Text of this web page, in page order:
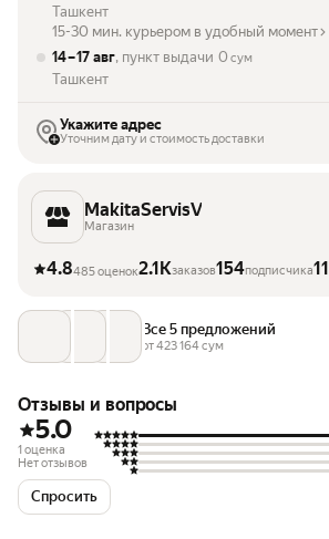
Ташкент
15-30 мин. курьером в удобный момент
14 – 17 авг, пункт выдачи 0 сум
Ташкент
Укажите адрес
Уточним дату и стоимость доставки
MakitaServisV
Магазин
4.8485 оценок2.1Kзаказов154подписчика11
Все 5 предложений
от 423 164 сум
Отзывы и вопросы
5.0
1 оценка
Нет отзывов
Спросить